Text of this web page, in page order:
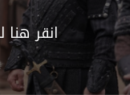
انقر